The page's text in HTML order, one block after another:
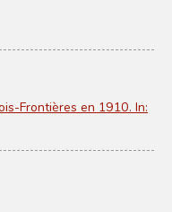
Frontières en 1910. In: